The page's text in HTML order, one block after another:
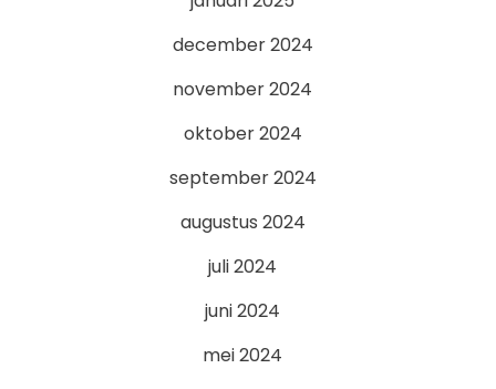
december 2024
november 2024
oktober 2024
september 2024
augustus 2024
juli 2024
juni 2024
mei 2024